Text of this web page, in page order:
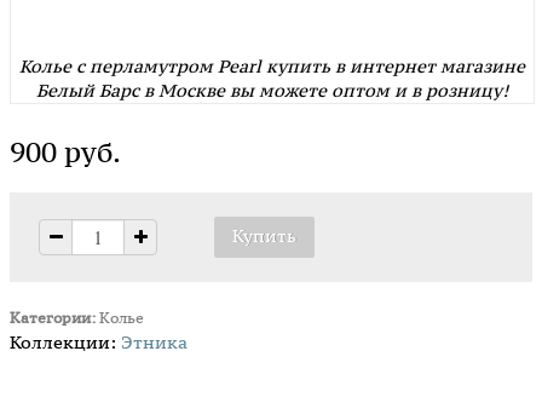
Колье с перламутром Pearl купить в интернет магазине
Белый Барс в Москве вы можете оптом и в розницу!
900 руб.
Категории: Колье
Коллекции: Этника